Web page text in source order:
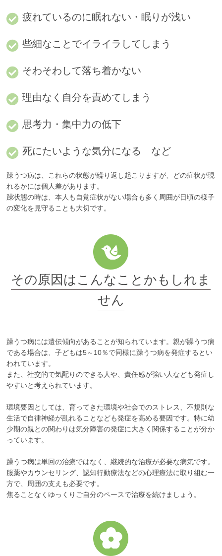
疲れているのに眠れない・眠りが浅い
些細なことでイライラしてしまう
そわそわして落ち着かない
理由なく自分を責めてしまう
思考力・集中力の低下
死にたいような気分になる など
躁うつ病は、これらの状態が繰り返し起こりますが、どの症状が現
れるかには個人差があります。
躁状態の時は、本人も自覚症状がない場合も多く周囲が日頃の様子
の変化を見守ることも大切です。
その原因はこんなことかもしれま
せん
躁うつ病には遺伝傾向があることが知られています。親が躁うつ病
である場合は、子どもは5～10％で同様に躁うつ病を発症するとい
われています。
また、社交的で気配りのできる人や、責任感が強い人なども発症し
やすいと考えられています。
環境要因としては、育ってきた環境や社会でのストレス、不規則な
生活で自律神経が乱れることなども発症を高める要因です。特に幼
少期の親との関わりは気分障害の発症に大きく関係することが分か
っています。
躁うつ病は単回の治療ではなく、継続的な治療が必要な病気です。
服薬やカウンセリング、認知行動療法などの心理療法に取り組む一
方で、周囲の支えも必要です。
焦ることなくゆっくりご自分のペースで治療を続けましょう。